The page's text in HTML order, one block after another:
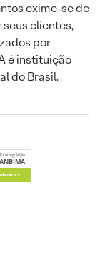
exime-se de
clientes,
por
é instituição
do Brasil.